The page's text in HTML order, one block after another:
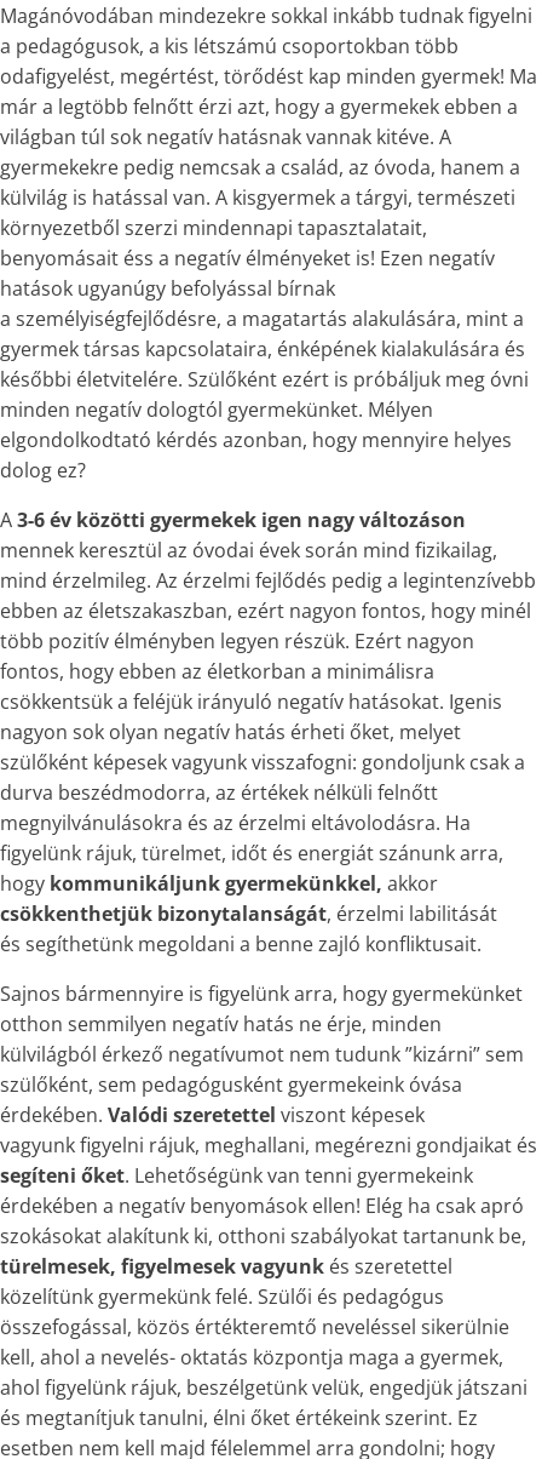
Magánóvodában mindezekre sokkal inkább tudnak figyelni
a pedagógusok, a kis létszámú csoportokban több
odafigyelést, megértést, törődést kap minden gyermek! Ma
már a legtöbb felnőtt érzi azt, hogy a gyermekek ebben a
világban túl sok negatív hatásnak vannak kitéve. A
gyermekekre pedig nemcsak a család, az óvoda, hanem a
külvilág is hatással van. A kisgyermek a tárgyi, természeti
környezetből szerzi mindennapi tapasztalatait,
benyomásait éss a negatív élményeket is! Ezen negatív
hatások ugyanúgy befolyással bírnak
a személyiségfejlődésre, a magatartás alakulására, mint a
gyermek társas kapcsolataira, énképének kialakulására és
későbbi életvitelére. Szülőként ezért is próbáljuk meg óvni
minden negatív dologtól gyermekünket. Mélyen
elgondolkodtató kérdés azonban, hogy mennyire helyes
dolog ez?
A3-6 év közötti gyermekek igen nagy változáson
mennek keresztül az óvodai évek során mind fizikailag,
mind érzelmileg. Az érzelmi fejlődés pedig a legintenzívebb
ebben az életszakaszban, ezért nagyon fontos, hogy minél
több pozitív élményben legyen részük. Ezért nagyon
fontos, hogy ebben az életkorban a minimálisra
csökkentsük a feléjük irányuló negatív hatásokat. Igenis
nagyon sok olyan negatív hatás érheti őket, melyet
szülőként képesek vagyunk visszafogni: gondoljunk csak a
durva beszédmodorra, az értékek nélküli felnőtt
megnyilvánulásokra és az érzelmi eltávolodásra. Ha
figyelünk rájuk, türelmet, időt és energiát szánunk arra,
hogy kommunikáljunk gyermekünkkel, akkor
csökkenthetjük bizonytalanságát, érzelmi labilitását
és segíthetünk megoldani a benne zajló konfliktusait.
Sajnos bármennyire is figyelünk arra, hogy gyermekünket
otthon semmilyen negatív hatás ne érje, minden
külvilágból érkező negatívumot nem tudunk ”kizárni” sem
szülőként, sem pedagógusként gyermekeink óvása
érdekében. Valódi szeretettel viszont képesek
vagyunk figyelni rájuk, meghallani, megérezni gondjaikat és
segíteni őket. Lehetőségünk van tenni gyermekeink
érdekében a negatív benyomások ellen! Elég ha csak apró
szokásokat alakítunk ki, otthoni szabályokat tartanunk be,
türelmesek, figyelmesek vagyunk és szeretettel
közelítünk gyermekünk felé. Szülői és pedagógus
összefogással, közös értékteremtő neveléssel sikerülnie
kell, ahol a nevelés- oktatás központja maga a gyermek,
ahol figyelünk rájuk, beszélgetünk velük, engedjük játszani
és megtanítjuk tanulni, élni őket értékeink szerint. Ez
esetben nem kell majd félelemmel arra gondolni; hogy